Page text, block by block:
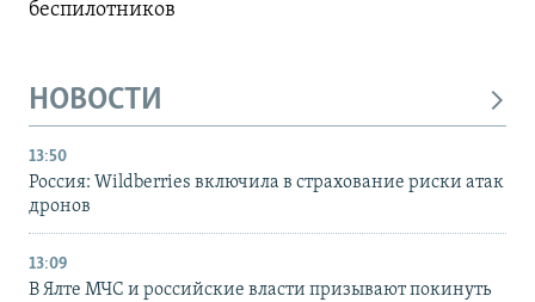
беспилотников
НОВОСТИ
13:50
Россия: Wildberries включила в страхование риски атак
дронов
13:09
В Ялте МЧС и российские власти призывают покинуть